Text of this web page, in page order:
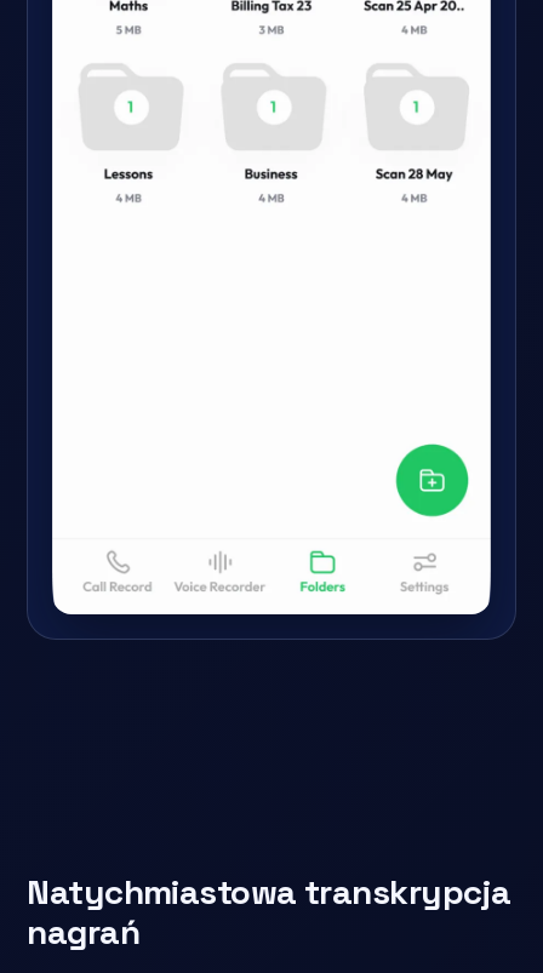
Natychmiastowa transkrypcja
nagrań